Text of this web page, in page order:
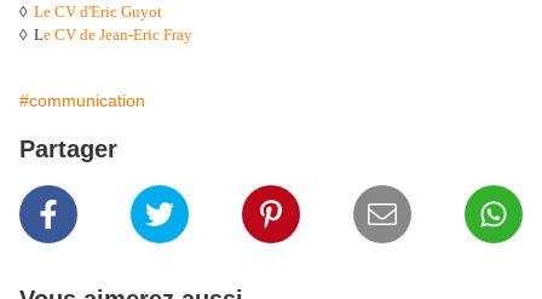
◊ Le CV d'Eric Guyot
◊ Le CV de Jean-Eric Fray
#communication
Partager